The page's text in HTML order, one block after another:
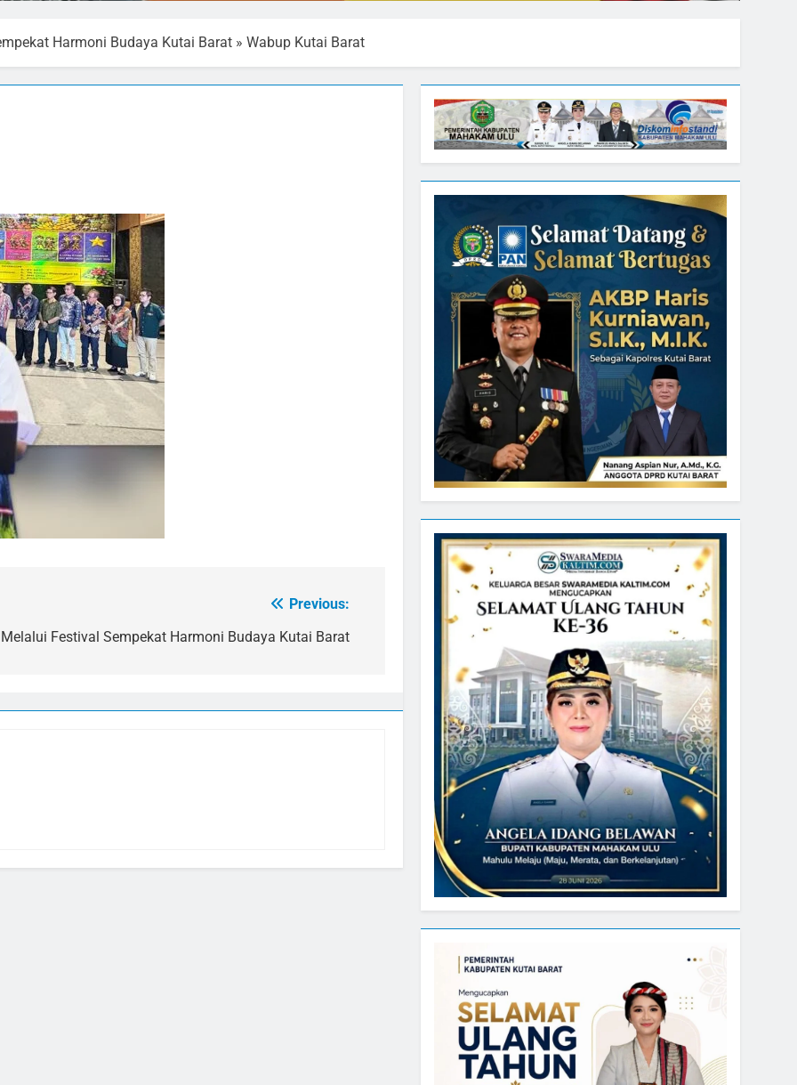
Harmoni Budaya Kutai Barat » Wabup Kutai Barat
Previous:
Festival Sempekat Harmoni Budaya Kutai Barat